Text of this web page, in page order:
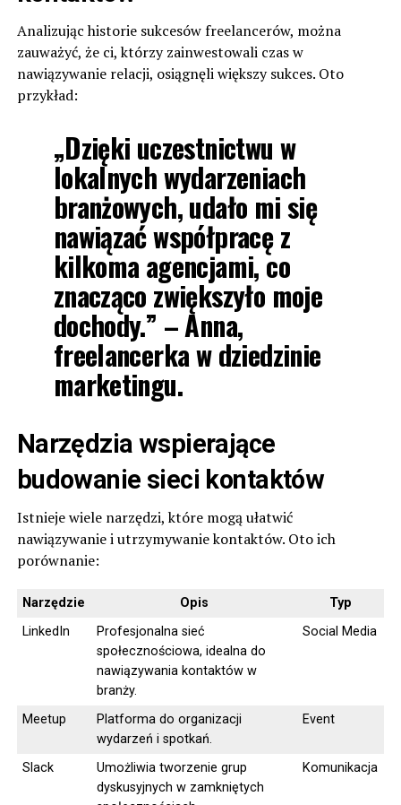
Analizując historie sukcesów freelancerów, można
zauważyć, że ci, którzy zainwestowali czas w
nawiązywanie relacji, osiągnęli większy sukces. Oto
przykład:
„Dzięki uczestnictwu w
lokalnych wydarzeniach
branżowych, udało mi się
nawiązać współpracę z
kilkoma agencjami, co
znacząco zwiększyło moje
dochody.” – Anna,
freelancerka w dziedzinie
marketingu.
Narzędzia wspierające
budowanie sieci kontaktów
Istnieje wiele narzędzi, które mogą ułatwić
nawiązywanie i utrzymywanie kontaktów. Oto ich
porównanie:
Narzędzie Opis
Typ
LinkedIn
Profesjonalna sieć
społecznościowa, idealna do
nawiązywania kontaktów w
branży.
Social Media
Meetup
Platforma do organizacji
wydarzeń i spotkań.
Event
Slack
Umożliwia tworzenie grup
dyskusyjnych w zamkniętych
Komunikacja